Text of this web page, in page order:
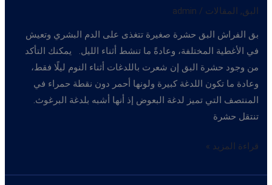
البق, المقالات /
admin
بق الفراش البق حشرة صغيرة تتغذى على الدم البشري وتعيش
في الأغطية المختلفة، وعادةً ما تنشط أثناء الليل. يمكنك التأكد
من وجود حشرة البق إن شعرت باللدغات أثناء النوم ليلًا فقط،
وعادة ما تكون اللدغة كبيرة ولونها أحمر دون نقطة حمراء في
المنتصف التي تميز لدغة البعوض إذ أنها أشبه بلدغة البرغوث.
تنتقل حشرة
حشره
قراءة المزيد »